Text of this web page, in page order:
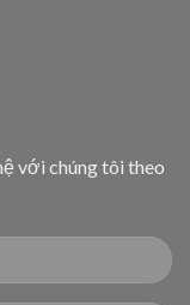
với chúng tôi theo